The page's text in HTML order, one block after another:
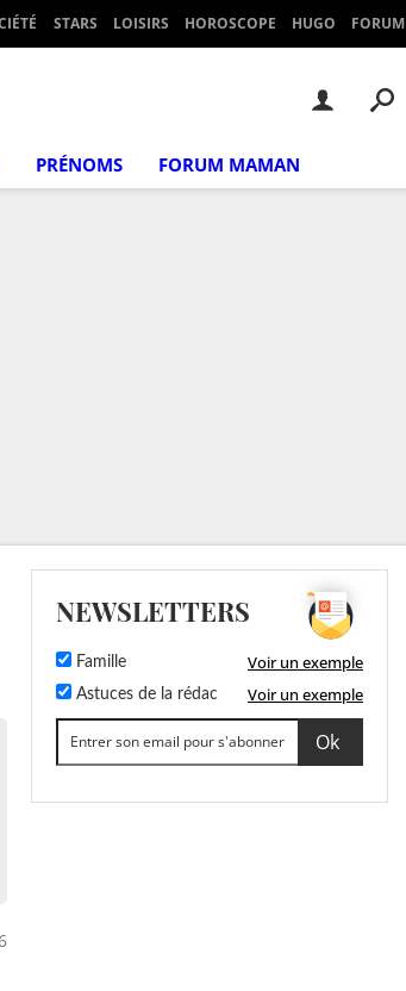
STARS LOISIRS HOROSCOPE HUGO FORUM
PRÉNOMS FORUM MAMAN
NEWSLETTERS
Famille Voir un exemple
Astuces de la rédac Voir un exemple